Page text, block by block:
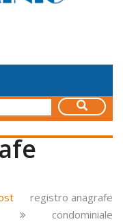
registro anagrafe
condominiale